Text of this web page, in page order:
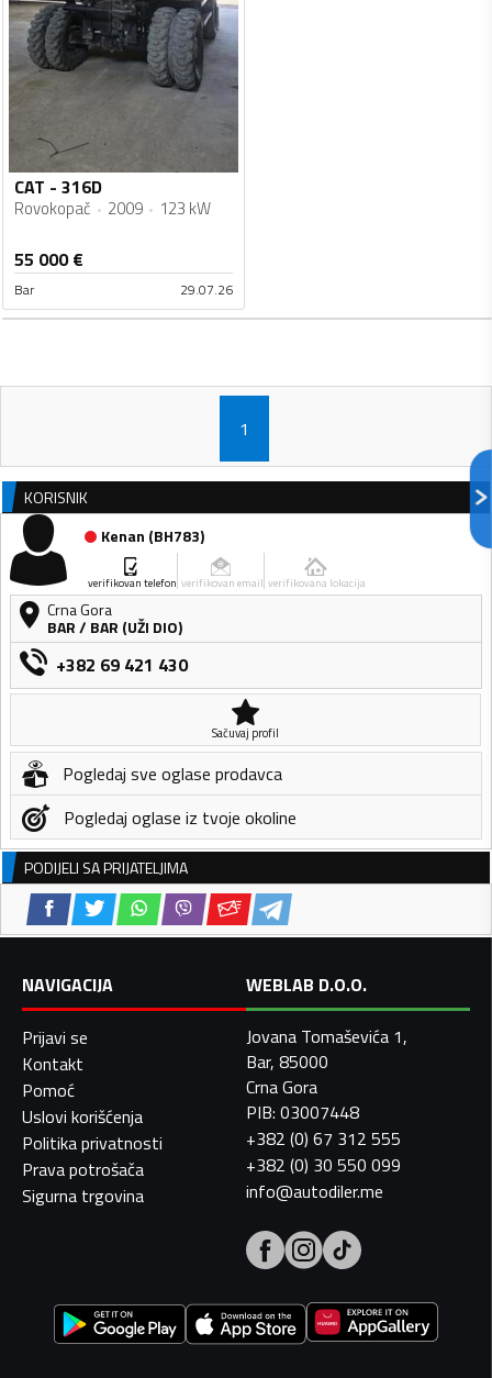
CAT - 316D
Rovokopač 2009 123 kW
55 000€
Bar 29.07.26
1
KORISNIK
Kenan (BH783)
verifikovan telefon verifikovan email verifikovana lokacija
Crna Gora
BAR/ BAR (UŽI DIO)
+382 69 421 430
Sačuvaj profil
Pogledaj sve oglase prodavca
Pogledaj oglase iz tvoje okoline
PODIJELI SA PRIJATELJIMA
NAVIGACIJA
Prijavi se
Kontakt
Pomoć
Uslovi korišćenja
Politika privatnosti
Prava potrošača
Sigurna trgovina
WEBLAB D.O.O.
Jovana Tomaševića 1,
Bar, 85000
Crna Gora
PIB: 03007448
+382 (0) 67 312 555
+382 (0) 30 550 099
info@autodiler.me